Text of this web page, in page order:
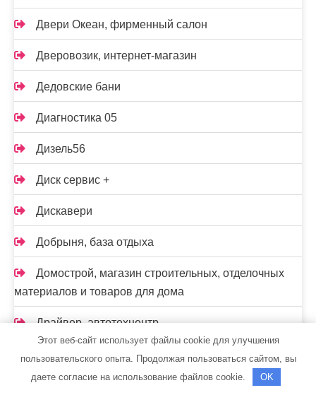
Двери Океан, фирменный салон
Дверовозик, интернет-магазин
Дедовские бани
Диагностика 05
Дизель56
Диск сервис +
Дискавери
Добрыня, база отдыха
Домострой, магазин строительных, отделочных
материалов и товаров для дома
Драйвер, автотехцентр
Дубрава-Сибирь, торгово-производственная
Этот веб-сайт использует файлы cookie для улучшения
пользовательского опыта. Продолжая пользоваться сайтом, вы
даете согласие на использование файлов cookie.
OK